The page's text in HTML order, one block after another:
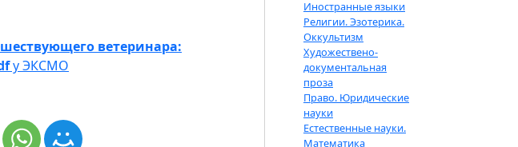
ветеринара:
у ЭКСМО
Иностранные языки
Религии. Эзотерика.
Оккультизм
Художествено-
документальная
проза
Право. Юридические
науки
Естественные науки.
Математика